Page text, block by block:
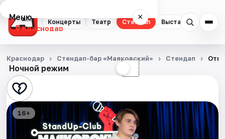
Концерты Театр Стендап Выставки
Меню ×
Краснодар
Концерты
Театр
Стендап
Выставки
Ночной режим ☾
Краснодар Стендап-бар «Маяковский» Стендап
16+